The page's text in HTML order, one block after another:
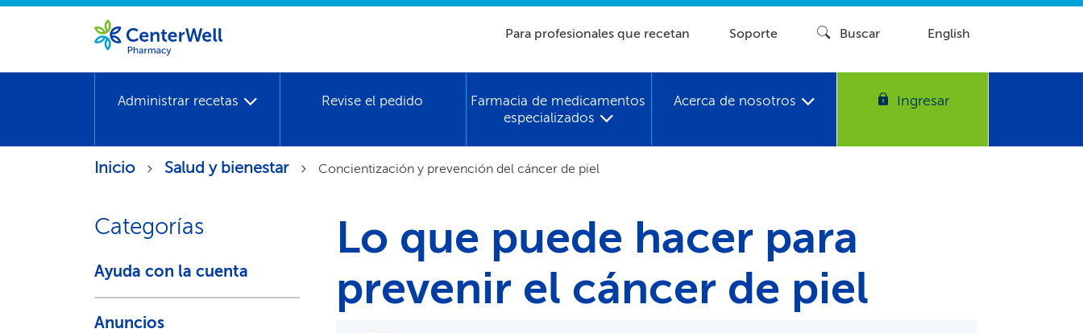
Para profesionales que recetan​​ Soporte​​ Buscar​​ English
Administrar recetas​​ Revise el pedido​​
Farmacia de medicamentos
especializados​​
Acerca de nosotros​​ Ingresar​​
Inicio​​ Salud y bienestar​​ Concientización y prevención del cáncer de piel​​
Categorías​​
Ayuda con la cuenta​​
Anuncios​​
Lo que puede hacer para
prevenir el cáncer de piel​​